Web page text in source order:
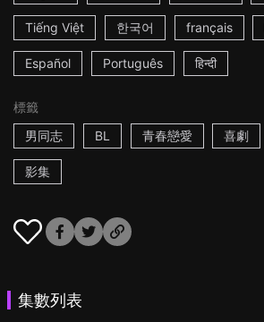
Tiếng Việt 한국어 français
Español Português हिन्दी
標籤
男同志
BL 青春戀愛 喜劇
影集
集數列表